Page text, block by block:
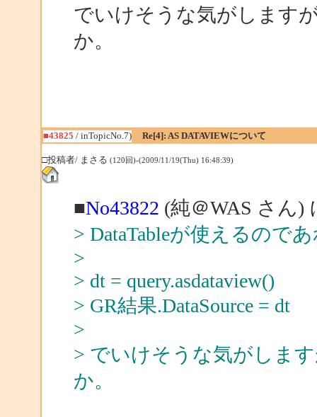
でいけそうな気がします
か。
■43825 / inTopicNo.7) Re[4]: AS DATAVIEWについて
□投稿者/ まさる (120回)-(2009/11/19(Thu) 16:48:39)
■No43822 (純＠WAS さん)
> DataTableが使えるので
>
> dt = query.asdataview()
> GR結果.DataSource = dt
>
> でいけそうな気がしま
か。